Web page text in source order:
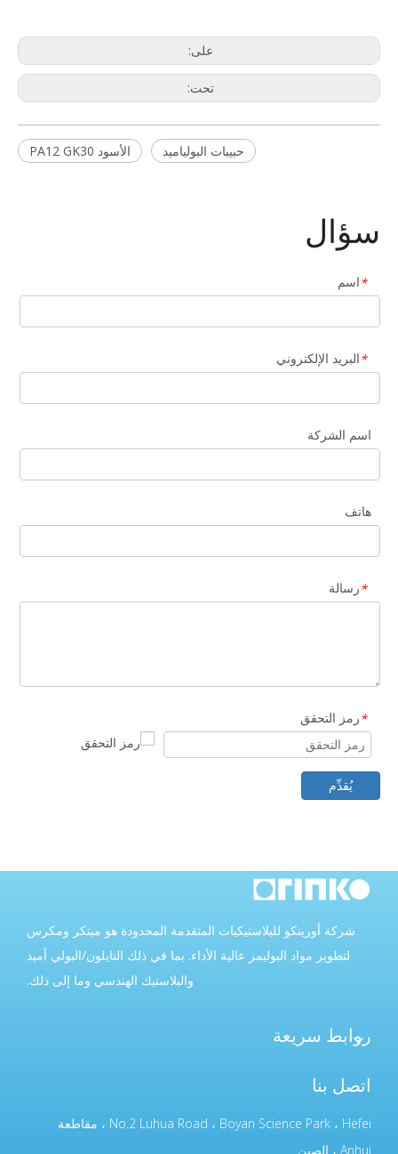
على:
تحت:
الأسود PA12 GK30 حبيبات البولياميد
سؤال
*اسم
*البريد الإلكتروني
اسم الشركة
هاتف
*رسالة
*رمز التحقق
يُقدِّم
شركة أورينكو للبلاستيكيات المتقدمة المحدودة هو مبتكر ومكرس
لتطوير مواد البوليمر عالية الأداء. بما في ذلك النايلون/البولي أميد
والبلاستيك الهندسي وما إلى ذلك.
روابط سريعة
اتصل بنا
No.2 Luhua Road ، Boyan Science Park ، Hefei ، مقاطعة
Anhui ، الصين